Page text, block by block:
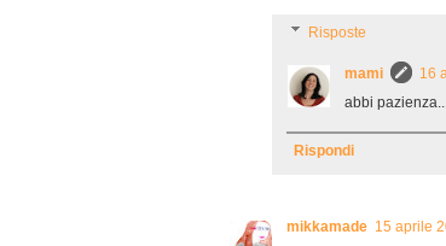
Risposte
mami
16
abbi
Rispondi
mikkamade 15 aprile